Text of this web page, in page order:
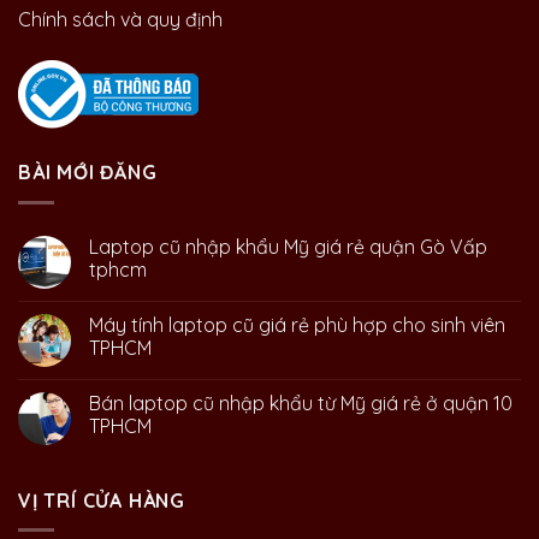
Chính sách và quy định
BÀI MỚI ĐĂNG
Laptop cũ nhập khẩu Mỹ giá rẻ quận Gò Vấp
tphcm
Máy tính laptop cũ giá rẻ phù hợp cho sinh viên
TPHCM
Bán laptop cũ nhập khẩu từ Mỹ giá rẻ ở quận 10
TPHCM
VỊ TRÍ CỬA HÀNG